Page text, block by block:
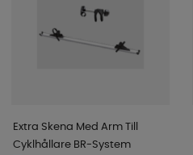
Extra Skena Med Arm Till
Cyklhållare BR-System